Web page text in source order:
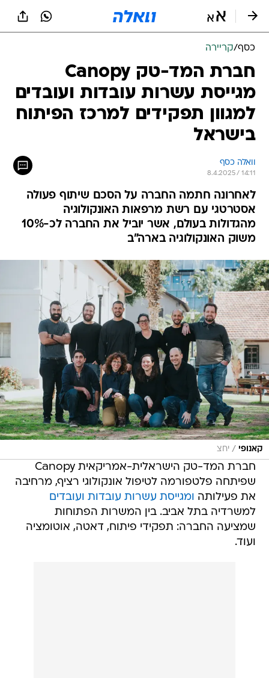
כסף/קריירה
חברת המד-טק Canopy
מגייסת עשרות עובדות ועובדים
למגוון תפקידים למרכז הפיתוח
בישראל
וואלה כסף
8.4.2025 / 14:11
לאחרונה חתמה החברה על הסכם שיתוף פעולה
אסטרטגי עם רשת מרפאות האונקולוגיה
מהגדולות בעולם, אשר יוביל את החברה לכ-10%
משוק האונקולוגיה בארה"ב
קאנופי / יחצ
חברת המד-טק הישראלית-אמריקאית Canopy
שפיתחה פלטפורמה לטיפול אונקולוגי רציף, מרחיבה
את פעילותה ומגייסת עשרות עובדות ועובדים
למשרדיה בתל אביב. בין המשרות הפתוחות
שמציעה החברה: תפקידי פיתוח, דאטה, אוטומציה
ועוד.